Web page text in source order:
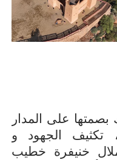
دون تترك بصمتها على المدار
تكثيف الجهود و
خنيفرة خطيب